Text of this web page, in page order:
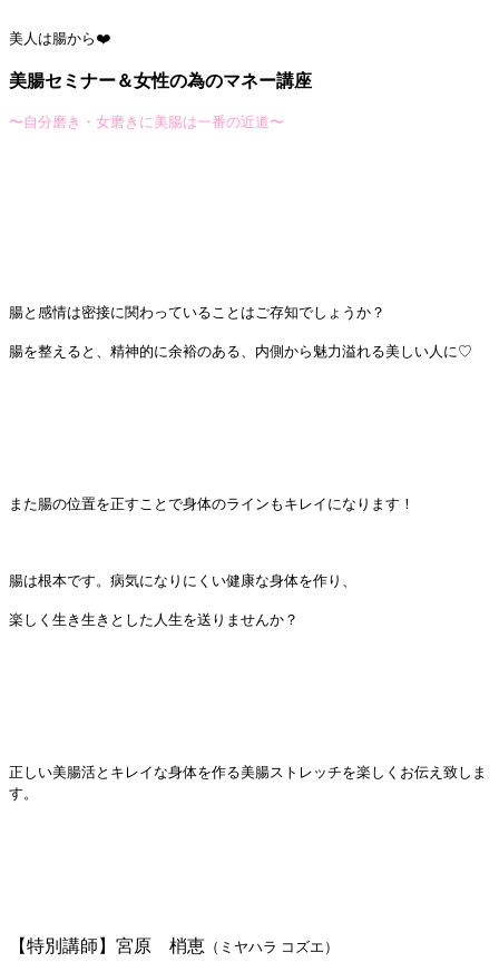
美人は腸から❤️
美腸セミナー＆女性の為のマネー講座
〜自分磨き・女磨きに美腸は一番の近道〜
腸と感情は密接に関わっていることはご存知でしょうか？
腸を整えると、精神的に余裕のある、内側から魅力溢れる美しい人に♡
また腸の位置を正すことで身体のラインもキレイになります！
腸は根本です。病気になりにくい健康な身体を作り、
楽しく生き生きとした人生を送りませんか？
正しい美腸活とキレイな身体を作る美腸ストレッチを楽しくお伝え致しま
す。
【特別講師】宮原 梢恵 （ミヤハラ コズエ）